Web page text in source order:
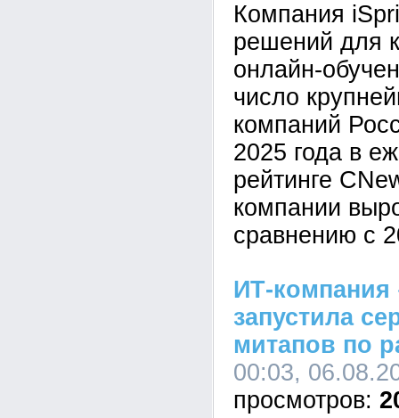
Компания
решений для
онлайн-
число
компаний
2025 года в
рейтинге
компании
сравнению с
ИТ-компания
запустила
митапов по
00:03,